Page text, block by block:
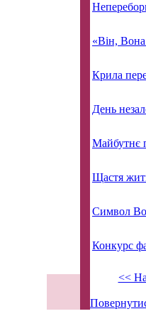
«Він,
Крила
День
Майбутнє
Щастя
Символ
Конкурс
<<